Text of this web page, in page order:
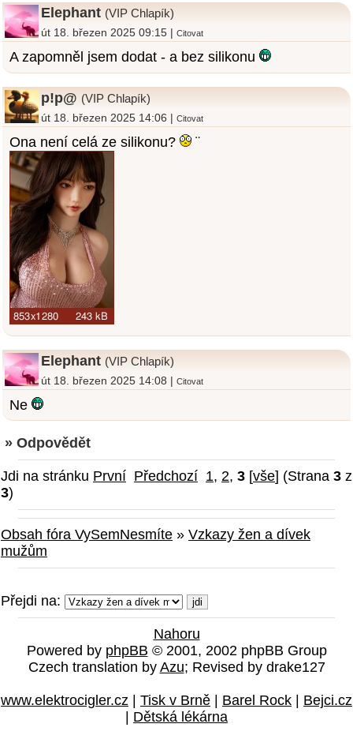
Elephant (VIP Chlapík)
út 18. březen 2025 09:15 |Citovat
A zapomněl jsem dodat - a bez silikonu
p!p@ (VIP Chlapík)
út 18. březen 2025 14:06 |Citovat
Ona není celá ze silikonu? ¨
Elephant (VIP Chlapík)
út 18. březen 2025 14:08 |Citovat
Ne
» Odpovědět
Jdi na stránku První Předchozí 1, 2, 3 [vše] (Strana 3 z
3)
Obsah fóra VySemNesmíte » Vzkazy žen a dívek
mužům
Přejdi na:
Nahoru
Powered by phpBB © 2001, 2002 phpBB Group
Czech translation by Azu; Revised by drake127
www.elektrocigler.cz Tisk v Brně Barel Rock
Bejci.cz
Dětská lékárna